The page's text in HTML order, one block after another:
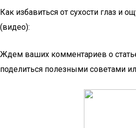
Как избавиться от сухости глаз и
(видео):
Ждем ваших комментариев о
поделиться полезными советами